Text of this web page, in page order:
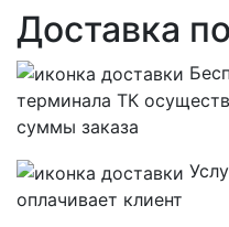
Доставка
терминала ТК
суммы заказа
оплачивает клиент